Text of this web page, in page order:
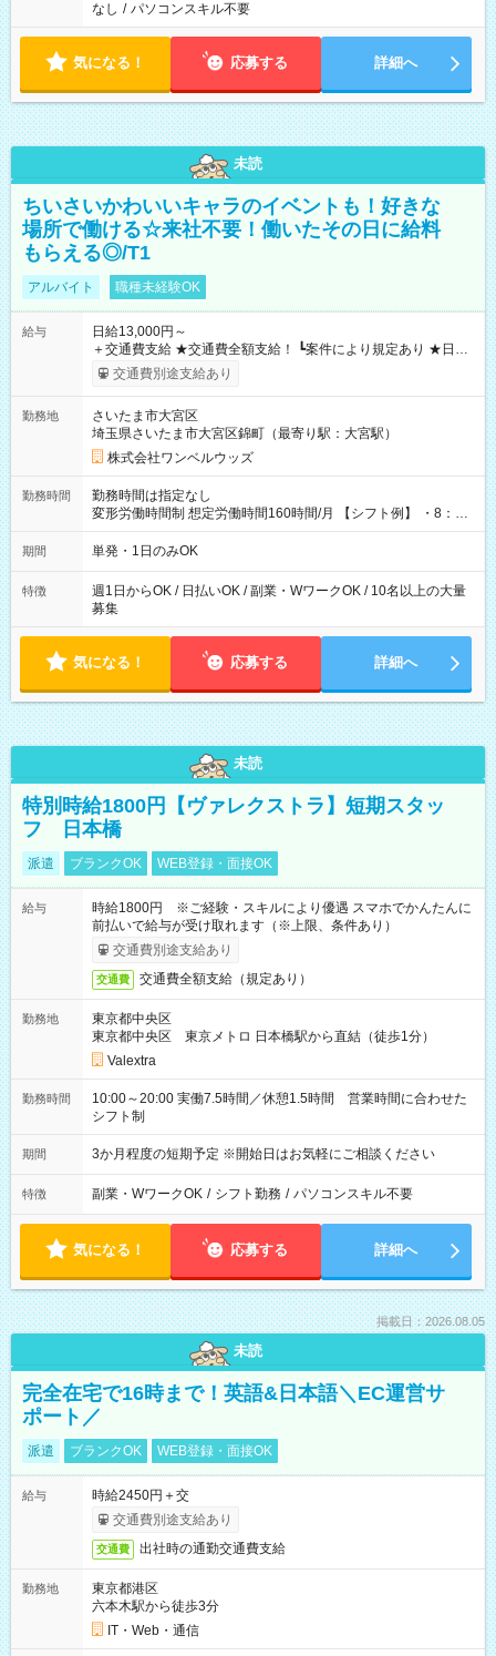
なし / パソコンスキル不要
気になる！ 応募する 詳細へ
未読
ちいさいかわいいキャラのイベントも！好きな
場所で働ける☆来社不要！働いたその日に給料
もらえる◎/T1
アルバイト 職種未経験OK
給与
日給13,000円～
＋交通費支給 ★交通費全額支給！ ┗案件により規定あり ★日払
いOK！（規定あり） ┗働いたその日に現金GET♪ お仕事後はコ
ンビニATMから 日払い分を引き落とせます！ 【試用期間】試
交通費別途支給あり
勤務地
さいたま市大宮区
埼玉県さいたま市大宮区錦町（最寄り駅：大宮駅）
株式会社ワンベルウッズ
勤務時間
勤務時間は指定なし
変形労働時間制 想定労働時間160時間/月 【シフト例】 ・8：00
～21：00
期間 単発・1日のみOK
特徴
週1日からOK / 日払いOK / 副業・WワークOK / 10名以上の大量
募集
気になる！ 応募する 詳細へ
未読
特別時給1800円【ヴァレクストラ】短期スタッ
フ 日本橋
派遣 ブランクOK WEB登録・面接OK
給与
時給1800円 ※ご経験・スキルにより優遇 スマホでかんたんに
前払いで給与が受け取れます（※上限、条件あり）
交通費別途支給あり
交通費 交通費全額支給（規定あり）
勤務地
東京都中央区
東京都中央区 東京メトロ 日本橋駅から直結（徒歩1分）
Valextra
勤務時間
10:00～20:00 実働7.5時間／休憩1.5時間 営業時間に合わせた
シフト制
期間 3か月程度の短期予定 ※開始日はお気軽にご相談ください
特徴 副業・WワークOK / シフト勤務 / パソコンスキル不要
気になる！ 応募する 詳細へ
掲載日：2026.08.05
未読
完全在宅で16時まで！英語&日本語＼EC運営サ
ポート／
派遣 ブランクOK WEB登録・面接OK
給与
時給2450円＋交
交通費別途支給あり
交通費 出社時の通勤交通費支給
勤務地
東京都港区
六本木駅から徒歩3分
IT・Web・通信